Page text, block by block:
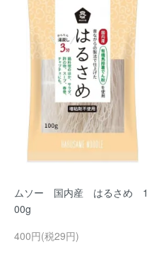
ムソー 国内産 はるさめ 1
00g
400円(税29円)